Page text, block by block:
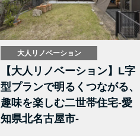
大人リノベーション
【大人リノベーション】L字
型プランで明るくつながる、
趣味を楽しむ二世帯住宅-愛
知県北名古屋市-